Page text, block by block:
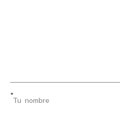
a
Tu nombre
*